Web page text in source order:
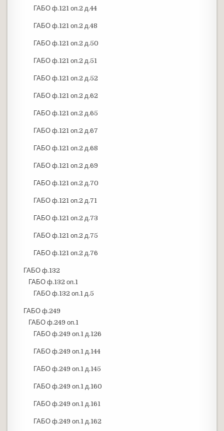
ГАБО ф.121 оп.2 д.44
ГАБО ф.121 оп.2 д.48
ГАБО ф.121 оп.2 д.50
ГАБО ф.121 оп.2 д.51
ГАБО ф.121 оп.2 д.52
ГАБО ф.121 оп.2 д.62
ГАБО ф.121 оп.2 д.65
ГАБО ф.121 оп.2 д.67
ГАБО ф.121 оп.2 д.68
ГАБО ф.121 оп.2 д.69
ГАБО ф.121 оп.2 д.70
ГАБО ф.121 оп.2 д.71
ГАБО ф.121 оп.2 д.73
ГАБО ф.121 оп.2 д.75
ГАБО ф.121 оп.2 д.76
ГАБО ф.132
ГАБО ф.132 оп.1
ГАБО ф.132 оп.1 д.5
ГАБО ф.249
ГАБО ф.249 оп.1
ГАБО ф.249 оп.1 д.126
ГАБО ф.249 оп.1 д.144
ГАБО ф.249 оп.1 д.145
ГАБО ф.249 оп.1 д.160
ГАБО ф.249 оп.1 д.161
ГАБО ф.249 оп.1 д.162